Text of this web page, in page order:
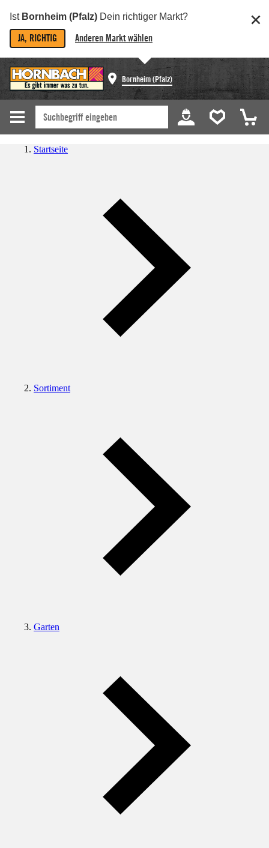
Ist Bornheim (Pfalz) Dein richtiger Markt?
JA, RICHTIG Anderen Markt wählen
Bornheim (Pfalz)
Startseite
Sortiment
Garten